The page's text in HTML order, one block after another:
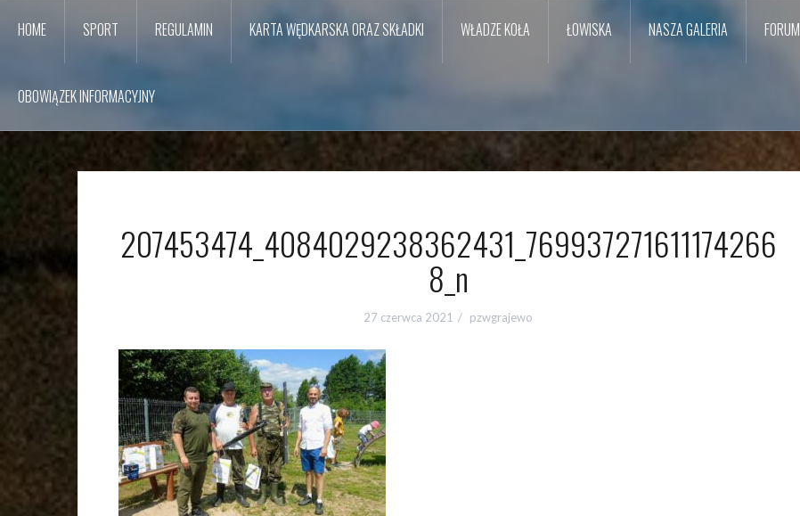
HOME SPORT REGULAMIN KARTA WĘDKARSKA ORAZ SKŁADKI WŁADZE KOŁA ŁOWISKA NASZA GALERIA FORUM
OBOWIĄZEK INFORMACYJNY
207453474_4084029238362431_769937271611174266
8_n
27 czerwca 2021 pzwgrajewo